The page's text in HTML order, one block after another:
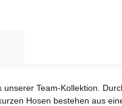
Team-Kollektion.
Hosen bestehen aus